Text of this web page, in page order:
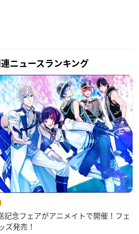
ニュースランキング
記念フェアがアニメイトで開催！フェ
ズ発売！